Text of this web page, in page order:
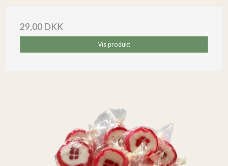
29,00 DKK
Vis produkt